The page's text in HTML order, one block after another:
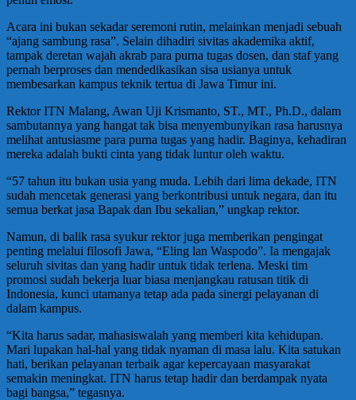
Acara ini bukan sekadar seremoni rutin, melainkan menjadi sebuah
“ajang sambung rasa”. Selain dihadiri sivitas akademika aktif,
tampak deretan wajah akrab para purna tugas dosen, dan staf yang
pernah berproses dan mendedikasikan sisa usianya untuk
membesarkan kampus teknik tertua di Jawa Timur ini.
Rektor ITN Malang, Awan Uji Krismanto, ST., MT., Ph.D., dalam
sambutannya yang hangat tak bisa menyembunyikan rasa harusnya
melihat antusiasme para purna tugas yang hadir. Baginya, kehadiran
mereka adalah bukti cinta yang tidak luntur oleh waktu.
“57 tahun itu bukan usia yang muda. Lebih dari lima dekade, ITN
sudah mencetak generasi yang berkontribusi untuk negara, dan itu
semua berkat jasa Bapak dan Ibu sekalian,” ungkap rektor.
Namun, di balik rasa syukur rektor juga memberikan pengingat
penting melalui filosofi Jawa, “Eling lan Waspodo”. Ia mengajak
seluruh sivitas dan yang hadir untuk tidak terlena. Meski tim
promosi sudah bekerja luar biasa menjangkau ratusan titik di
Indonesia, kunci utamanya tetap ada pada sinergi pelayanan di
dalam kampus.
“Kita harus sadar, mahasiswalah yang memberi kita kehidupan.
Mari lupakan hal-hal yang tidak nyaman di masa lalu. Kita satukan
hati, berikan pelayanan terbaik agar kepercayaan masyarakat
semakin meningkat. ITN harus tetap hadir dan berdampak nyata
bagi bangsa,” tegasnya.